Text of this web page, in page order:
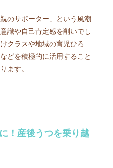
のサポーター」という風潮
識や自己肯定感を削いでし
クラスや地域の育児ひろ
どを積極的に活用すること
ます。
！産後うつを乗り越